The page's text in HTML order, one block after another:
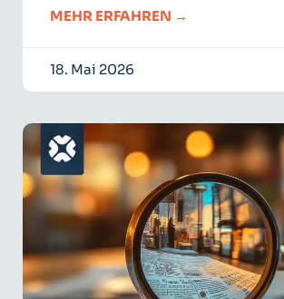
MEHR ERFAHREN →
18. Mai 2026